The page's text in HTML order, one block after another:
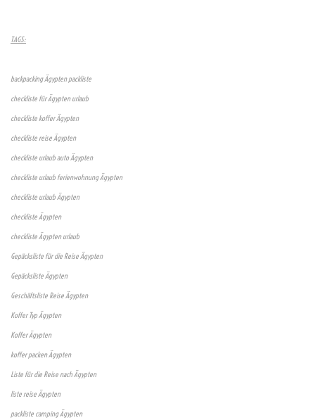
TAGS:
backpacking Ägypten packliste
checkliste für Ägypten urlaub
checkliste koffer Ägypten
checkliste reise Ägypten
checkliste urlaub auto Ägypten
checkliste urlaub ferienwohnung Ägypten
checkliste urlaub Ägypten
checkliste Ägypten
checkliste Ägypten urlaub
Gepäcksliste für die Reise Ägypten
Gepäcksliste Ägypten
Geschäftsliste Reise Ägypten
Koffer Typ Ägypten
Koffer Ägypten
koffer packen Ägypten
Liste für die Reise nach Ägypten
liste reise Ägypten
packliste camping Ägypten